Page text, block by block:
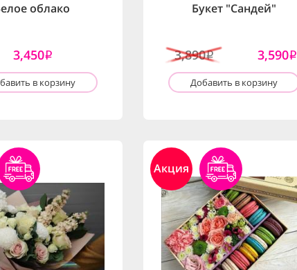
облако
3,450i
в корзину
Букет "Сандей"
3,890i 3,590i
Добавить в корзину
Акция